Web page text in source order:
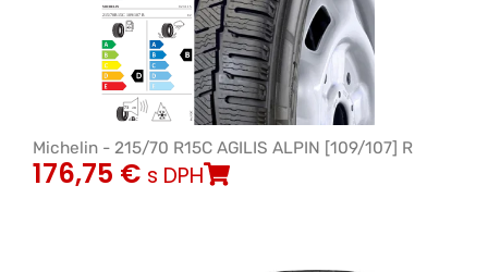
Michelin - 215/70 R15C AGILIS ALPIN [109/107] R
176,75 € s DPH